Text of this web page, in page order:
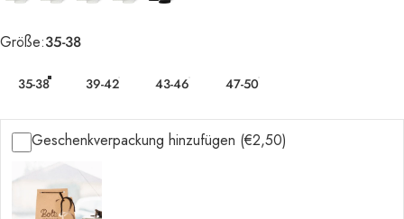
Größe
Größe:35-38
35-38 39-42 43-46 47-50
Geschenkverpackung hinzufügen (€2,50)